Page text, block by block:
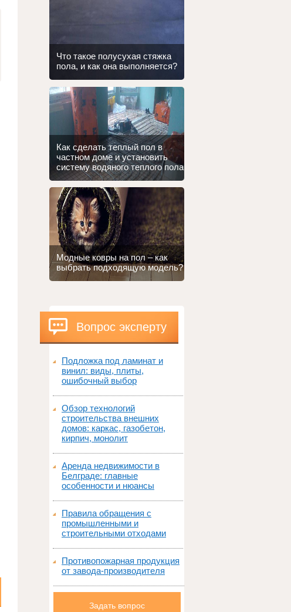
Что такое полусухая стяжка
пола, и как она выполняется?
Как сделать теплый пол в
частном доме и установить
систему водяного теплого пола
Модные ковры на пол – как
выбрать подходящую модель?
Вопрос эксперту
Подложка под ламинат и
винил: виды, плиты,
ошибочный выбор
Обзор технологий
строительства внешних
домов: каркас, газобетон,
кирпич, монолит
Аренда недвижимости в
Белграде: главные
особенности и нюансы
Правила обращения с
промышленными и
строительными отходами
Противопожарная продукция
от завода-производителя
Задать вопрос